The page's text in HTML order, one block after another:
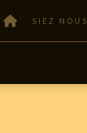
SIEZ NOUS